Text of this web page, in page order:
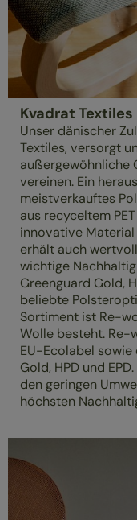
Kvadrat Textiles
Unser dänischer
Textiles, versorgt
außergewöhnliche
vereinen. Ein
meistverkauftes
aus recyceltem
innovative
erhält auch
wichtige
Greenguard Gold,
beliebte
Sortiment ist Re-
Wolle besteht. Re-
EU-Ecolabel sowie
Gold, HPD und
den geringen
höchsten